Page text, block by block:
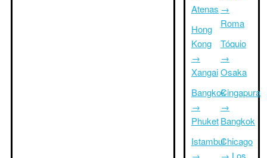
Atenas
Hong
Kong
→
Xangai
Bangkok
→
Phuket
Istambul
→
→
Roma
Tóquio
→
Osaka
Cingapura
→
Bangkok
Chicago
→ Los